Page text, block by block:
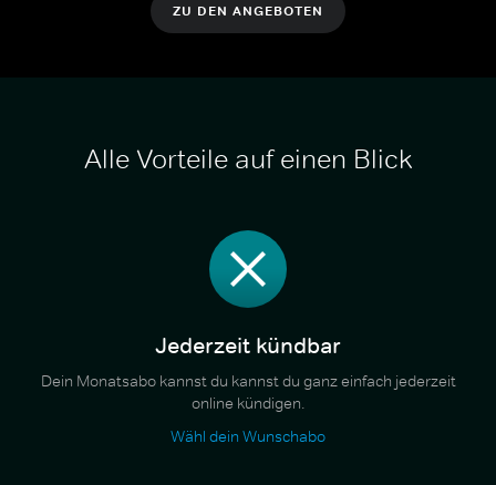
ZU DEN ANGEBOTEN
Alle Vorteile auf einen Blick
Jederzeit kündbar
Dein Monatsabo kannst du kannst du ganz einfach jederzeit
online kündigen.
Wähl dein Wunschabo